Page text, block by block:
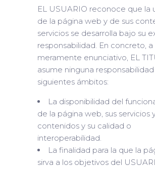
EL USUARIO reconoce que la
de la página web y de sus
servicios se desarrolla bajo su
responsabilidad. En concreto,
meramente enunciativo, EL
asume ninguna
siguientes ámbitos:
La disponibilidad del
de la página web, sus servicios
contenidos y su calidad o
interoperabilidad.
La finalidad para la que la
sirva a los objetivos del